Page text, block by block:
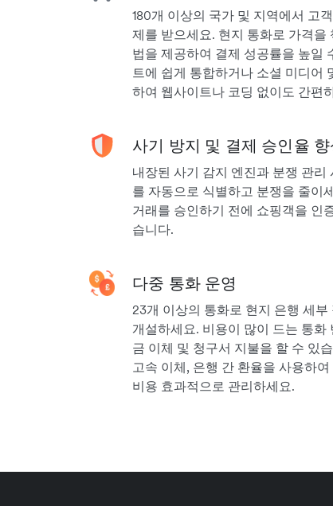
180개 이상의 국가 및 지역에서 고
제를 받으세요. 현지 통화로 가격을
법을 제공하여 결제 성공률을 높일
트에 쉽게 통합하거나 소셜 미디어
하여 웹사이트나 코딩 없이도 간편
사기 방지 및 결제 승인율
내장된 사기 감지 엔진과 분쟁 관
를 자동으로 식별하고 분쟁을 줄이
거래를 승인하기 전에 쇼핑객을 인
습니다.
다중 통화 운영
23개 이상의 통화로 현지 은행 세
개설하세요. 비용이 많이 드는 통
금 이체 및 청구서 지불을 할 수 있
고속 이체, 은행 간 환율을 사용하
비용 효과적으로 관리하세요.